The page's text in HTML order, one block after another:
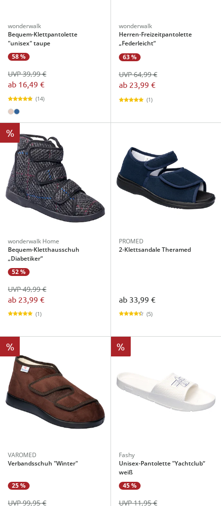
wonderwalk
Bequem-Klettpantolette
"unisex" taupe
58 %
ab 16,49 €
UVP 39,99 €
(14)
wonderwalk
Herren-Freizeitpantolette
„Federleicht“
63 %
ab 23,99 €
UVP 64,99 €
(1)
%
wonderwalk Home
Bequem-Kletthausschuh
„Diabetiker“
52 %
ab 23,99 €
UVP 49,99 €
(1)
PROMED
2-Klettsandale Theramed
ab 33,99 €
(5)
%
VAROMED
Verbandsschuh "Winter"
25 %
UVP 99,95 €
%
Fashy
Unisex-Pantolette "Yachtclub“
weiß
45 %
UVP 11,95 €